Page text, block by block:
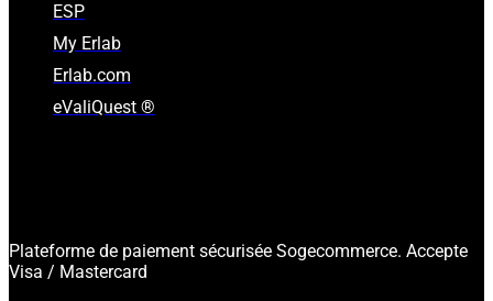
ESP
My Erlab
Erlab.com
eValiQuest ®
Plateforme de paiement sécurisée Sogecommerce. Accepte
Visa / Mastercard